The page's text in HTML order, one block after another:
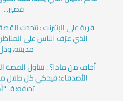
قصير...
قرية على الإنترنت : تتحدث
الذي عرَف الناس على
مدينته،
أخاف من ماذا؟ : تتناول
الأصدقاء؛ فيحكي كل طفل
تخيفه؛ فـ